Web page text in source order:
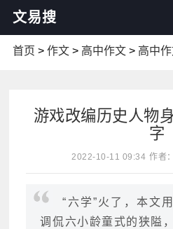
文易搜
首页 > 作文> 高中作文> 高中
游戏改编历史人物
字
2022-10-11 09:34 作者
“六学”火了，本文
调侃六小龄童式的狭隘